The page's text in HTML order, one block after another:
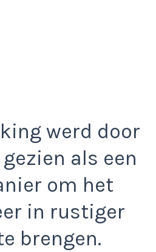
werd door
als een
om het
in rustiger
brengen.